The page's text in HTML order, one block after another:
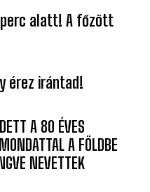
alatt! A főzött
érez irántad!
A 80 ÉVES
A FÖLDBE
NEVETTEK